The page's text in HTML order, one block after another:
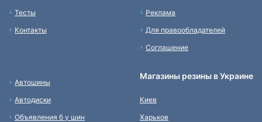
Тесты
Контакты
Реклама
Для правообладателей
Соглашение
Автошины
Автодиски
Объявления б у шин
Магазины резины в Украине
Киев
Харьков